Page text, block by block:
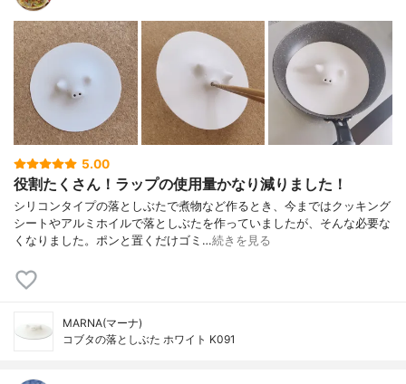
5.00
役割たくさん！ラップの使用量かなり減りました！
シリコンタイプの落としぶたで煮物など作るとき、今まではクッキング
シートやアルミホイルで落としぶたを作っていましたが、そんな必要な
くなりました。ポンと置くだけゴミ…続きを見る
MARNA(マーナ)
コブタの落としぶた ホワイト K091